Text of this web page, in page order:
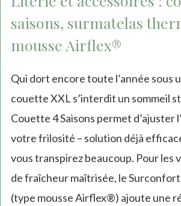
saisons, surmatelas
mousse Airflex®
Qui dort encore toute l’année sous
couette XXL s’interdit un sommeil
Couette 4 Saisons permet d’ajuster
votre frilosité – solution déjà
vous transpirez beaucoup. Pour les
de fraîcheur maîtrisée, le
(type mousse Airflex®) ajoute une